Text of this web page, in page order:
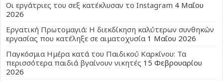
Οι εργάτριες του σεξ κατέκλυσαν το Instagram 4 Μαΐου
2026
Εργατική Πρωτομαγιά: Η διεκδίκηση καλύτερων συνθηκών
εργασίας που κατέληξε σε αιματοχυσία 1 Μαΐου 2026
Παγκόσμια Ημέρα κατά του Παιδικού Καρκίνου: Τα
περισσότερα παιδιά βγαίνουν νικητές 15 Φεβρουαρίου
2026